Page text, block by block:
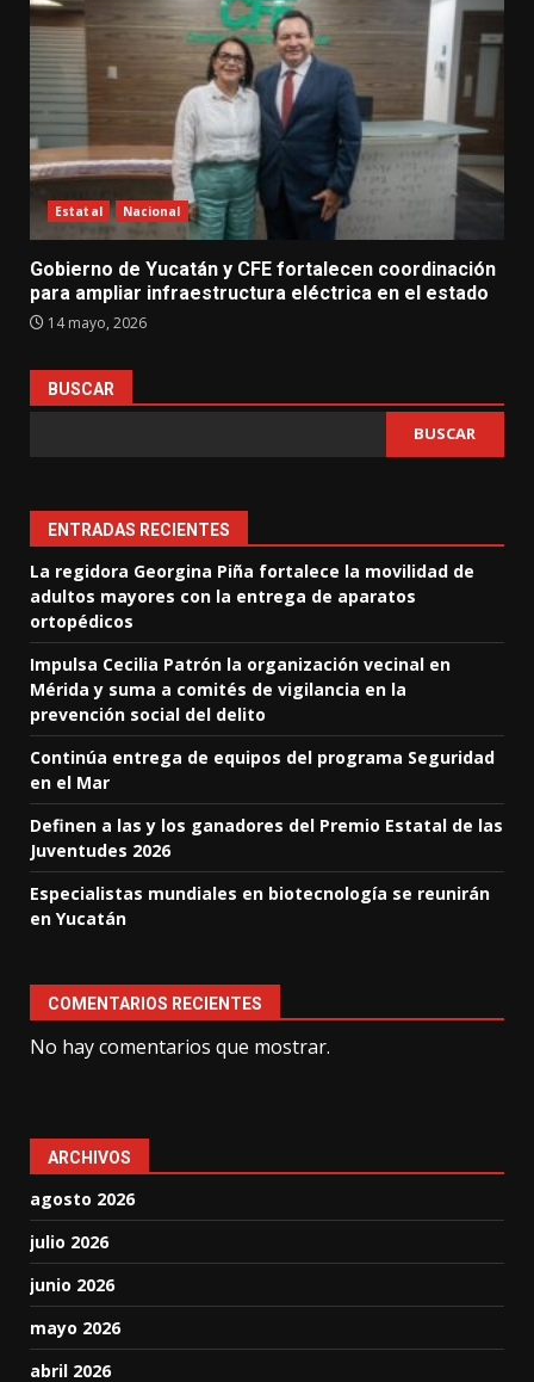
Estatal Nacional
Gobierno de Yucatán y CFE fortalecen coordinación
para ampliar infraestructura eléctrica en el estado
14 mayo, 2026
BUSCAR
BUSCAR
ENTRADAS RECIENTES
La regidora Georgina Piña fortalece la movilidad de
adultos mayores con la entrega de aparatos
ortopédicos
Impulsa Cecilia Patrón la organización vecinal en
Mérida y suma a comités de vigilancia en la
prevención social del delito
Continúa entrega de equipos del programa Seguridad
en el Mar
Definen a las y los ganadores del Premio Estatal de las
Juventudes 2026
Especialistas mundiales en biotecnología se reunirán
en Yucatán
COMENTARIOS RECIENTES
No hay comentarios que mostrar.
ARCHIVOS
agosto 2026
julio 2026
junio 2026
mayo 2026
abril 2026